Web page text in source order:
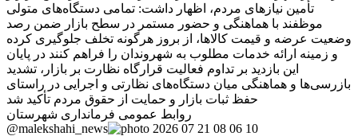
تأمین نیازهای مردم، اظهار داشت: تمامی دستگاه‌های متولی
موظفند با هماهنگی و حضور مستمر در سطح بازار ضمن رصد
وضعیت عرضه و قیمت کالاها، از بروز هرگونه تخلف جلوگیری کرده
و زمینه ارائه خدمات مطلوب به شهروندان را فراهم کنند در پایان
این بازدید بر تداوم فعالیت قرارگاه نظارت بر بازار، تشدید
بازرسی‌ها و هماهنگی میان دستگاه‌های نظارتی و اجرایی در راستای
حفظ ثبات بازار و حمایت از حقوق مردم تأکید شد
روابط عمومی فرمانداری شهرستان
@malekshahi_news